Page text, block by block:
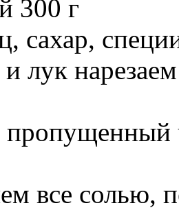
300 г
сахар,
лук
все солью,